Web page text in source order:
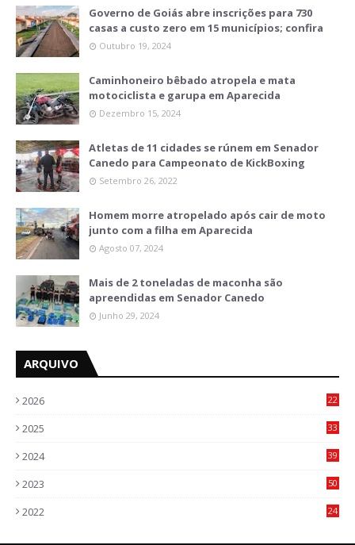
Governo de Goiás abre inscrições para 730
casas a custo zero em 15 municípios; confira
Outubro 19, 2024
Caminhoneiro bêbado atropela e mata
motociclista e garupa em Aparecida
Dezembro 15, 2024
Atletas de 11 cidades se rúnem em Senador
Canedo para Campeonato de KickBoxing
Setembro 26, 2022
Homem morre atropelado após cair de moto
junto com a filha em Aparecida
Agosto 07, 2024
Mais de 2 toneladas de maconha são
apreendidas em Senador Canedo
Junho 29, 2024
ARQUIVO
2026
22
2025
33
2024
39
2023
50
2022
24